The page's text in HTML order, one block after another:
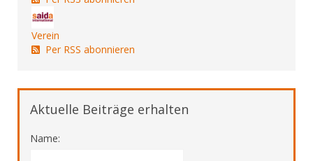
Verein
Per RSS abonnieren
Aktuelle Beiträge erhalten
Name: